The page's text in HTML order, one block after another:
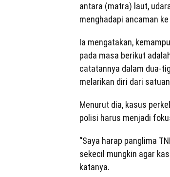
antara (matra) laut,
menghadapi ancaman ke
Ia mengatakan,
pada masa berikut
catatannya dalam dua-
melarikan diri dari
Menurut dia, kasus
polisi harus menjadi
“Saya harap panglima
sekecil mungkin agar
katanya.